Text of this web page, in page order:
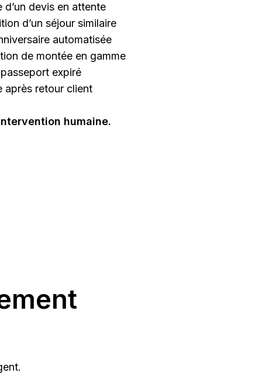
d’un devis en attente
d’un séjour similaire
automatisée
de montée en gamme
passeport expiré
après retour client
humaine.